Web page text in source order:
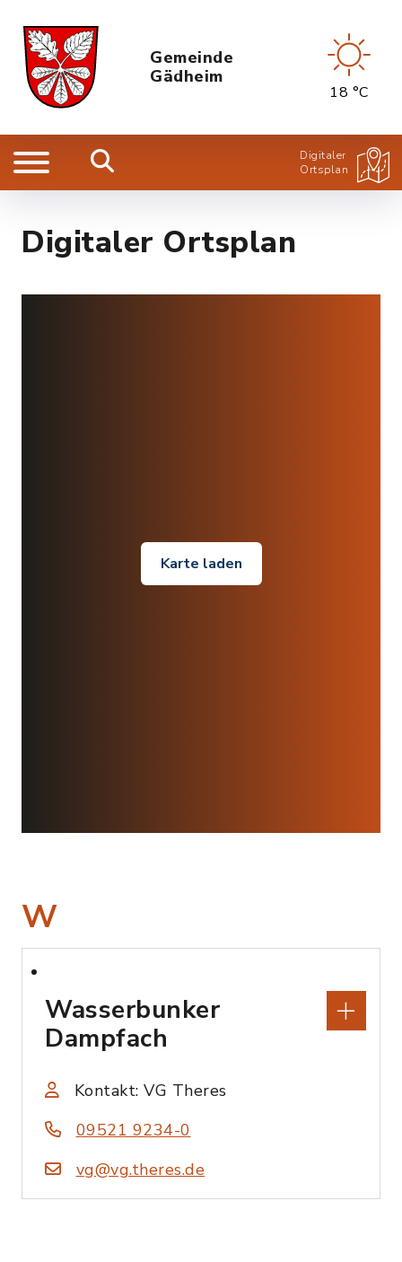
Gemeinde
Gädheim
18 °C
Digitaler
Ortsplan
Digitaler Ortsplan
Karte laden
W
Wasserbunker
Dampfach
Kontakt: VG Theres
09521 9234-0
vg@vg.theres.de